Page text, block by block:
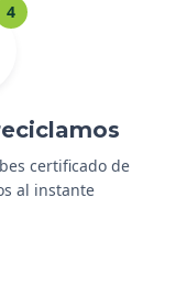
4
certificado de
al instante